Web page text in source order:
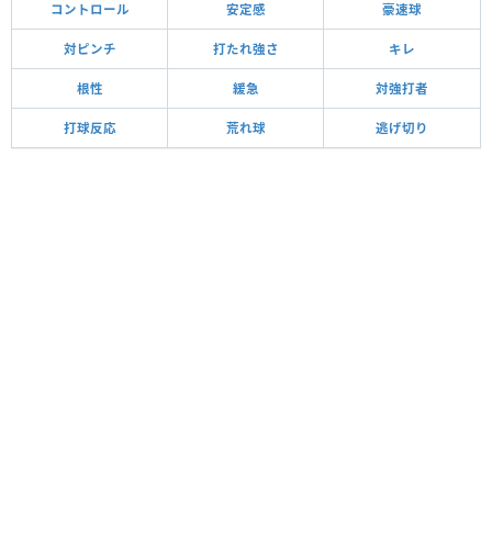
コントロール 安定感 豪速球
対ピンチ 打たれ強さ キレ
根性 緩急 対強打者
打球反応 荒れ球 逃げ切り